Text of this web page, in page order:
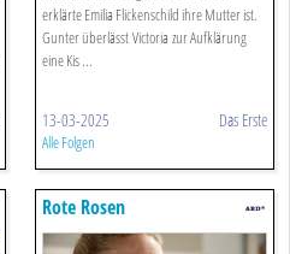
erklärte Emilia Flickenschild ihre Mutter ist.
Gunter überlässt Victoria zur Aufklärung
eine Kis ...
13-03-2025 Das Erste
Alle Folgen
Rote Rosen